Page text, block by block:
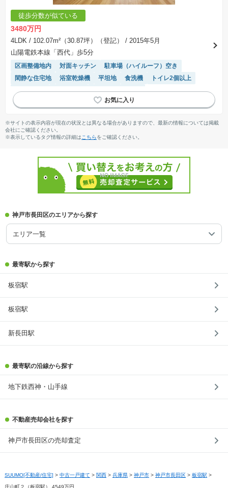
徒歩分数が似ている
3480万円
4LDK / 102.07m²（30.87坪）（登記）
/ 2015年5月
山陽電鉄本線「西代」歩5分
区画整備地内 対面キッチン
駐車場（ハイルーフ）空き
閑静な住宅地
浴室乾燥機 平坦地 食洗機
トイレ2個以上
陽当り良好
窓付き浴室
システムキッチン
モニター付きインターホン
温水洗浄便座
※サイトの表示内容が現在の状況とは異なる場合がありますので、最新の情報については掲載
会社にご確認ください。
※表示しているタグ情報の詳細は こちらをご確認ください。
神戸市長田区のエリアから探す
エリア一覧
最寄駅から探す
板宿駅
板宿駅
新長田駅
最寄駅の沿線から探す
地下鉄西神・山手線
不動産売却会社を探す
神戸市長田区の売却査定
SUUMO[不動産/住宅] > 中古一戸建て > 関西 > 兵庫県 > 神戸市 > 神戸市長田区 > 板宿駅 >
庄山町２（板宿駅） 4549万円